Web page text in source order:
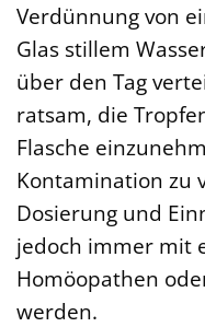
Verdünnung von
Glas stillem
über den Tag
ratsam, die
Flasche
Kontamination zu
Dosierung und
jedoch immer mit
Homöopathen
werden.